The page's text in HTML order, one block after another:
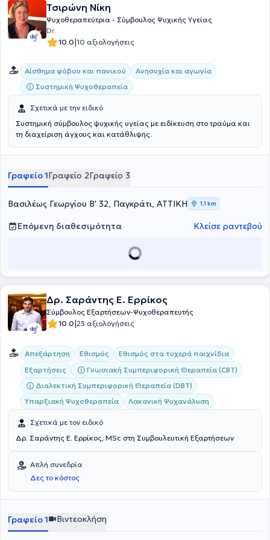
Τσιρώνη Νίκη
Ψυχοθεραπεύτρια - Σύμβουλος Ψυχικής Υγείας
Dr.
10.0|10 αξιολογήσεις
Αίσθημα φόβου και πανικού
Ανησυχία και αγωνία
Συστημική Ψυχοθεραπεία
Σχετικά με την ειδικό
Συστημική σύμβουλος ψυχικής υγείας με ειδίκευση στο τραύμα και
τη διαχείριση άγχους και κατάθλιψης.
Γραφείο 1Γραφείο 2Γραφείο 3
Βασιλέως Γεωργίου Β' 32, Παγκράτι, ΑΤΤΙΚΗ 1,1 km
Επόμενη διαθεσιμότητα Κλείσε ραντεβού
Δρ. Σαράντης Ε. Ερρίκος
Σύμβουλος Εξαρτήσεων-Ψυχοθεραπευτής
10.0|23 αξιολογήσεις
Απεξάρτηση Εθισμός
Εθισμός στα τυχερά παιχνίδια
Εξαρτήσεις
Γνωσιακή Συμπεριφορική Θεραπεία (CBT)
Διαλεκτική Συμπεριφορική Θεραπεία (DBT)
Υπαρξιακή Ψυχοθεραπεία
Λακανική Ψυχανάλυση
Σχετικά με τον ειδικό
Δρ. Σαράντης Ε. Ερρίκος, MSc στη Συμβουλευτική Εξαρτήσεων
Απλή συνεδρία
Δες το κόστος
Γραφείο 1 Βιντεοκλήση